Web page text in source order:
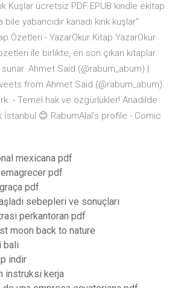
Kuşlar ücretsiz PDF EPUB kindle ekitap
yabancıdır kanadı kırık kuşlar"
Özetleri - YazarOkur Kitap YazarOkur
ile birlikte, en son çıkan kitaplar
sunar. Ahmet Said (@rabum_abum) |
from Ahmet Said (@rabum_abum).
- Temel hak ve özgürlükler! Anadilde
İstanbul 😊 RabumAlal's profile - Comic
mexicana pdf
pdf
pdf
sebepleri ve sonuçları
perkantoran pdf
moon back to nature
bali
indir
instruksi kerja